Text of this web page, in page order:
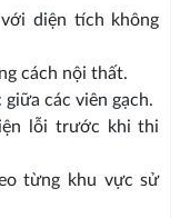
diện tích không
cách nội thất.
các viên gạch.
lỗi trước khi thi
từng khu vực sử